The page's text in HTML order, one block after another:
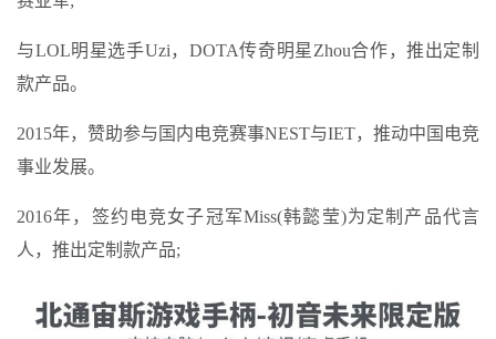
与LOL明星选手Uzi，DOTA传奇明星Zhou合作，推出定制
款产品。
2015年，赞助参与国内电竞赛事NEST与IET，推动中国电竞
事业发展。
2016年，签约电竞女子冠军Miss(韩懿莹)为定制产品代言
人，推出定制款产品;